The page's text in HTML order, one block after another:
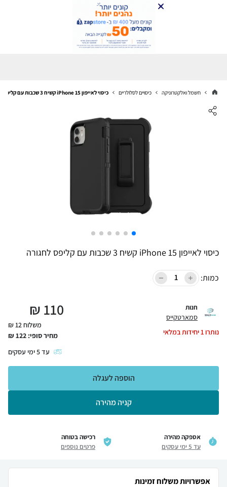
חשמל ואלקטרוניקה כיסויים לסלולריים כיסוי לאייפון iPhone 15 קשיח 3 שכבות עם קליפס לחגורה
כיסוי לאייפון iPhone 15 קשיח 3 שכבות עם קליפס לחגורה
כמות:
חנות
סמארטקייס
נותרו1יחידות במלאי
110
₪
משלוח 12 ₪
מחיר סופי: 122
₪
עד5ימי עסקים
קניה מהירה
הוספה לעגלה
אספקה מהירה
עד 5 ימי עסקים
רכישה בטוחה
פרטים נוספים
אפשרויות משלוח זמינות